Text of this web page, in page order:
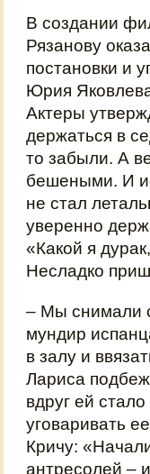
В создании
Рязанову
постановки и
Юрия
Актеры
держаться в
то забыли. А
бешеными. И
не стал
уверенно
«Какой я
Несладко
– Мы снимали
мундир
в залу и
Лариса
вдруг ей
уговаривать
Кричу:
антресолей –